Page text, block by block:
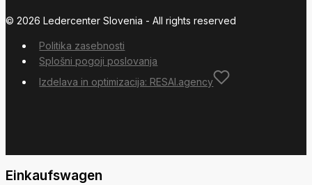
© 2026 Ledercenter Slovenia - All rights reserved
Politika zasebnosti
Splošni pogoji poslovanja
Izdelava in optimizacija: RESAI.agency
Einkaufswagen